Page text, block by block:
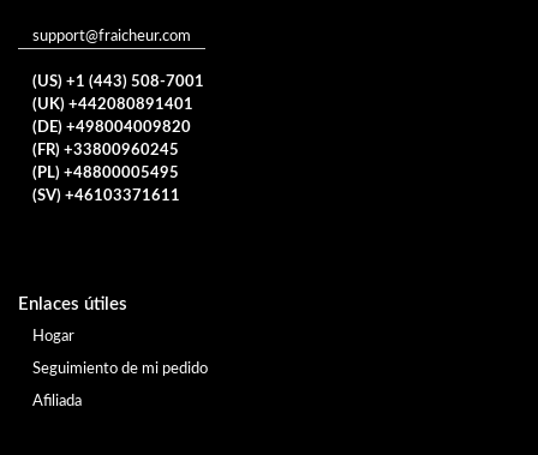
support@fraicheur.com
(US) +1 (443) 508-7001
(UK) +442080891401
(DE) +498004009820
(FR) +33800960245
(PL) +48800005495
(SV) +46103371611
Enlaces útiles
Hogar
Seguimiento de mi pedido
Afiliada